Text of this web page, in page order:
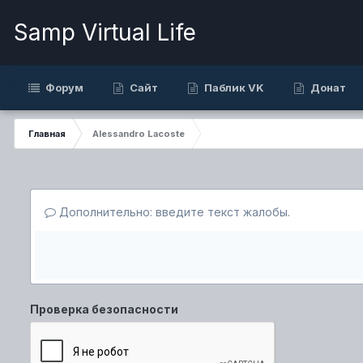
Samp Virtual Life
Форум Сайт Паблик VK Донат
Главная Alessandro Lacoste
Дополнительно: введите текст жалобы.
Проверка безопасности